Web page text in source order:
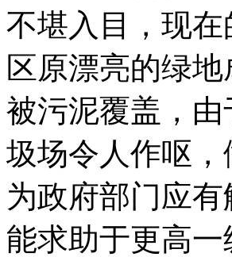
不堪入目，现
区原漂亮的绿
被污泥覆盖，
圾场令人作呕
为政府部门应
能求助于更高